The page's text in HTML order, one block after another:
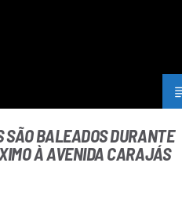
SÃO BALEADOS DURANTE
À AVENIDA CARAJÁS